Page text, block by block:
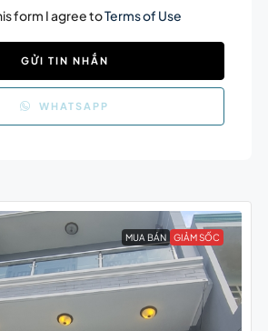
form I agree toTerms of Use
GỬI TIN NHẮN
WHATSAPP
MUA BÁN GIẢM SỐC